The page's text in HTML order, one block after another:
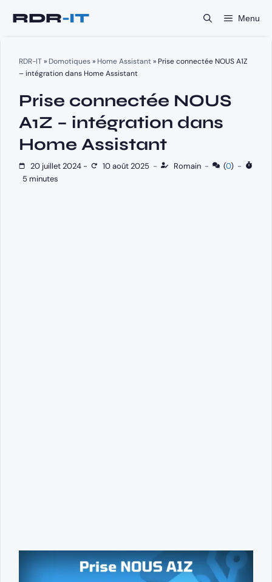
Menu
RDR-IT» Domotiques» Home Assistant» Prise connectée NOUS A1Z
– intégration dans Home Assistant
Prise connectée NOUS
A1Z – intégration dans
Home Assistant
20 juillet 2024 - 10 août 2025 - Romain - (0) -
5 minutes